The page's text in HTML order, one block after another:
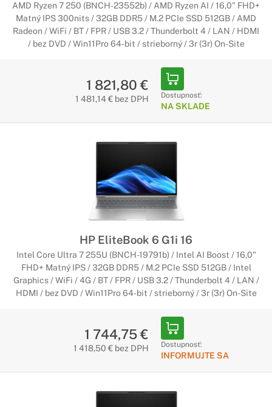
AMD Ryzen 7 250 (BNCH-23552b) / AMD Ryzen AI / 16,0" FHD+
Matný IPS 300nits / 32GB DDR5 / M.2 PCIe SSD 512GB / AMD
Radeon / WiFi / BT / FPR / USB 3.2 / Thunderbolt 4 / LAN / HDMI
/ bez DVD / Win11Pro 64-bit / strieborný / 3r (3r) On-Site
1 821,80 €
1 481,14 € bez DPH Dostupnosť:
NA SKLADE
HP EliteBook 6 G1i 16
Intel Core Ultra 7 255U (BNCH-19791b) / Intel AI Boost / 16,0"
FHD+ Matný IPS / 32GB DDR5 / M.2 PCIe SSD 512GB / Intel
Graphics / WiFi / 4G / BT / FPR / USB 3.2 / Thunderbolt 4 / LAN /
HDMI / bez DVD / Win11Pro 64-bit / strieborný / 3r (3r) On-Site
1 744,75 €
1 418,50 € bez DPH Dostupnosť:
INFORMUJTE SA